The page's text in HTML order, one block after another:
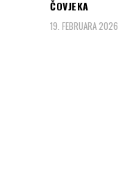
ČOVJEKA
19. FEBRUARA 2026